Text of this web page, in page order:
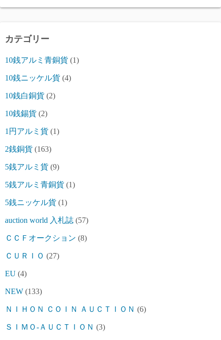
カテゴリー
10銭アルミ青銅貨 (1)
10銭ニッケル貨 (4)
10銭白銅貨 (2)
10銭錫貨 (2)
1円アルミ貨 (1)
2銭銅貨 (163)
5銭アルミ貨 (9)
5銭アルミ青銅貨 (1)
5銭ニッケル貨 (1)
auction world 入札誌 (57)
ＣＣＦオークション (8)
ＣＵＲＩＯ (27)
EU (4)
NEW (133)
ＮＩＨＯＮ ＣＯＩＮ ＡＵＣＴＩＯＮ (6)
ＳＩＭＯ-ＡＵＣＴＩＯＮ (3)